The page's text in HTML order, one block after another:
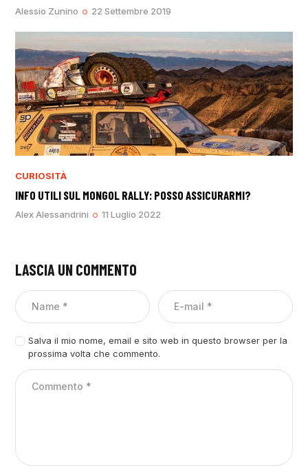
Alessio Zunino 22 Settembre 2019
CURIOSITÀ
INFO UTILI SUL MONGOL RALLY: POSSO ASSICURARMI?
Alex Alessandrini 11 Luglio 2022
LASCIA UN COMMENTO
Salva il mio nome, email e sito web in questo browser per la
prossima volta che commento.